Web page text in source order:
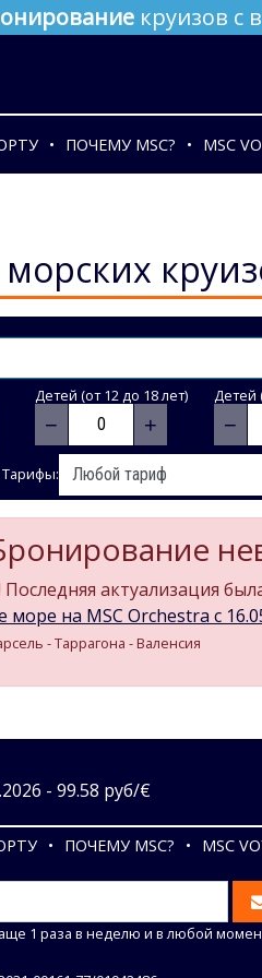
круизов с
ПОЧЕМУ MSC? MSC
Детей (от 12 до 18 лет)
− +
Детей
−
Тарифы:
актуализация
на MSC Orchestra c
- Таррагона - Валенсия
- 99.58 руб/€
ПОЧЕМУ MSC? MSC
1 раза в неделю и в любой